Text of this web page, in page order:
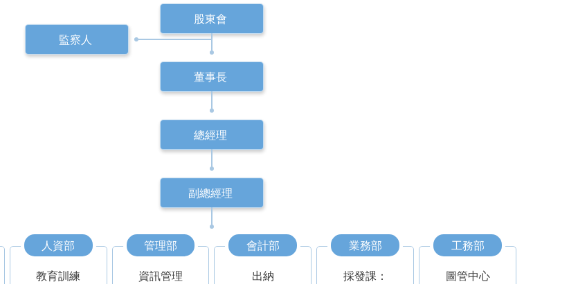
股東會
監察人
董事長
總經理
副總經理
人資部
教育訓練
管理部
資訊管理
會計部
出納
業務部
採發課：
工務部
圖管中心